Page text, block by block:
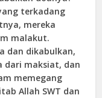
terkadang
mereka
malakut.
dan dikabulkan,
dari maksiat, dan
memegang
Allah SWT dan